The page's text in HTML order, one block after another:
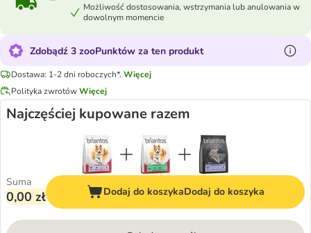
Możliwość dostosowania, wstrzymania lub anulowania w
dowolnym momencie
Zdobądź 3 zooPunktów za ten produkt
Dostawa: 1-2 dni roboczych*. Więcej
Polityka zwrotówWięcej
Najczęściej kupowane razem
Suma
0,00 zł Dodaj do koszykaDodaj do koszyka